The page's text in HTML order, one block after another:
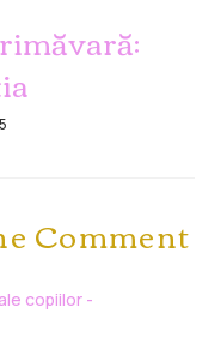
Comment
copiilor -